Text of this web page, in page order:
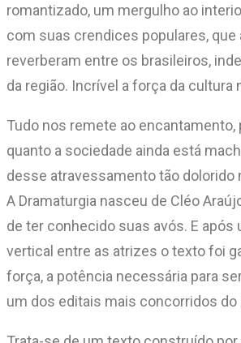
romantizado, um mergulho ao
com suas crendices populares, que
reverberam entre os brasileiros,
da região. Incrível a força da cultura
Tudo nos remete ao encantamento,
quanto a sociedade ainda está
desse atravessamento tão dolorido
A Dramaturgia nasceu de Cléo
de ter conhecido suas avós. E
vertical entre as atrizes o texto foi
força, a potência necessária para
um dos editais mais concorridos do